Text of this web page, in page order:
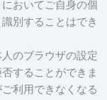
おいてご自身の個
別することはでき
のブラウザの設定
することができま
利用できなくなる